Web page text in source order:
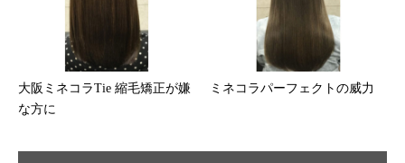
大阪ミネコラTie 縮毛矯正が嫌
な方に
ミネコラパーフェクトの威力